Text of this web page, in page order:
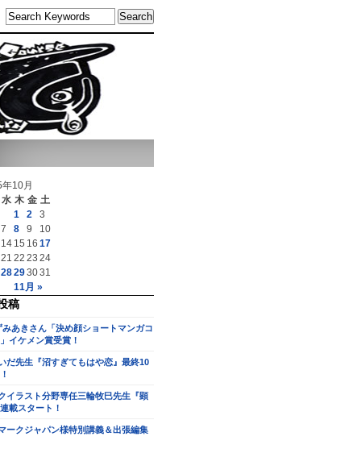
10月
水 木 金 土
11月 »
1 2
3
7 8 9
10
14 15 16 17
21 22 23 24
28293031
稿
みあきさん「決め顔ショートマンガコ
イケメン賞受賞！
だ先生『沼すぎてもはや恋』最終10
イラスト分野専任三輪牧巳先生『顕
載スタート！
ークジャパン様特別講義＆出張編集